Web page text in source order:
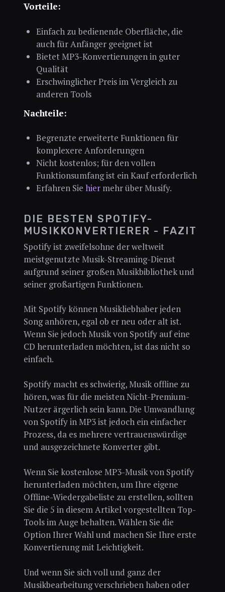
Vorteile:
Einfach zu bedienende Oberfläche, die
auch für Anfänger geeignet ist
Bietet MP3-Konvertierungen in guter
Qualität
Erschwinglicher Preis im Vergleich zu
anderen Tools
Nachteile:
Begrenzte erweiterte Funktionen für
komplexere Anforderungen
Nicht kostenlos; für den vollen
Funktionsumfang ist ein Kauf erforderlich
Erfahren Sie hiermehr über Musify.
DIE BESTEN SPOTIFY-
MUSIKKONVERTIERER - FAZIT
Spotify ist zweifelsohne der weltweit
meistgenutzte Musik-Streaming-Dienst
aufgrund seiner großen Musikbibliothek und
seiner großartigen Funktionen.
Mit Spotify können Musikliebhaber jeden
Song anhören, egal ob er neu oder alt ist.
Wenn Sie jedoch Musik von Spotify auf eine
CD herunterladen möchten, ist das nicht so
einfach.
Spotify macht es schwierig, Musik offline zu
hören, was für die meisten Nicht-Premium-
Nutzer ärgerlich sein kann. Die Umwandlung
von Spotify in MP3 ist jedoch ein einfacher
Prozess, da es mehrere vertrauenswürdige
und ausgezeichnete Konverter gibt.
Wenn Sie kostenlose MP3-Musik von Spotify
herunterladen möchten, um Ihre eigene
Offline-Wiedergabeliste zu erstellen, sollten
Sie die 5 in diesem Artikel vorgestellten Top-
Tools im Auge behalten. Wählen Sie die
Option Ihrer Wahl und machen Sie Ihre erste
Konvertierung mit Leichtigkeit.
Und wenn Sie sich voll und ganz der
Musikbearbeitung verschrieben haben oder